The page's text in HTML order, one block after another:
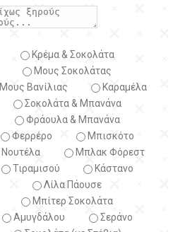
Κρέμα & Σοκολάτα
Μους Σοκολάτας
Βανίλιας
Καραμέλα
Σοκολάτα & Μπανάνα
Φράουλα & Μπανάνα
Φερρέρο
Μπισκότο
Νουτέλα
Μπλακ Φόρεστ
Τιραμισού
Κάστανο
Λίλα Πάουσε
Μπίτερ Σοκολάτα
Αμυγδάλου
Σεράνο